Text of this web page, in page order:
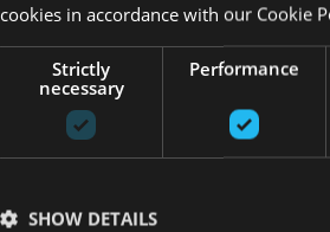
Заказать
cookies in accordance with our Cookie
Strictly
necessary
Performance
SHOW DETAILS